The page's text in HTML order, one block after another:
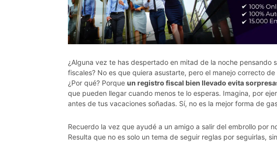
¿Alguna vez te has despertado en mitad de la noche pensando
fiscales? No es que quiera asustarte, pero el manejo correcto
¿Por qué? Porque un registro fiscal bien llevado evita
que pueden llegar cuando menos te lo esperas. Imagina, por
antes de tus vacaciones soñadas. Sí, no es la mejor forma de
Recuerdo la vez que ayudé a un amigo a salir del embrollo por
Resulta que no es solo un tema de seguir reglas por seguirlas,